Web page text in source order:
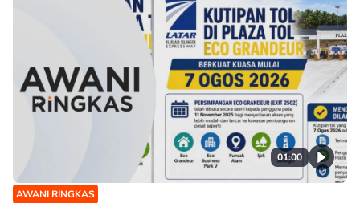
01:00
AWANI RINGKAS